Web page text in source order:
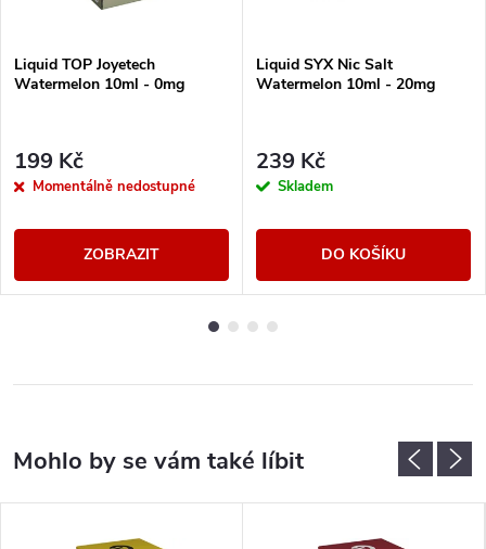
Liquid TOP Joyetech
Watermelon 10ml - 0mg
199 Kč
Momentálně nedostupné
ZOBRAZIT
Liquid SYX Nic Salt
Watermelon 10ml - 20mg
239 Kč
Skladem
DO KOŠÍKU